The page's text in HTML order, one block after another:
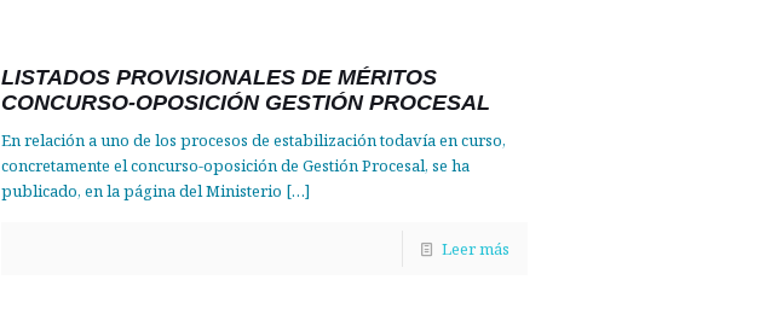
LISTADOS PROVISIONALES DE MÉRITOS
CONCURSO-OPOSICIÓN GESTIÓN PROCESAL
En relación a uno de los procesos de estabilización todavía en curso,
concretamente el concurso-oposición de Gestión Procesal, se ha
publicado, en la página del Ministerio […]
Leer más